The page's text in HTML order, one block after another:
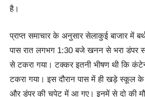
है।
प्राप्त समाचार के अनुसार सेलाकुई बाजार में
पास रात लगभग 1:30 बजे खनन से भरा
से टकरा गया। टक्कर इतनी भीषण थी कि
टकरा गया। इस दौरान पास में ही खड़े स्कूल
और डंपर की चपेट में आ गए। इनमें से दो की